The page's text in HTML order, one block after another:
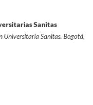
Sanitas
Universitaria Sanitas. Bogotá,